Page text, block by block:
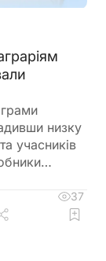
низку
учасників
а з 1
37